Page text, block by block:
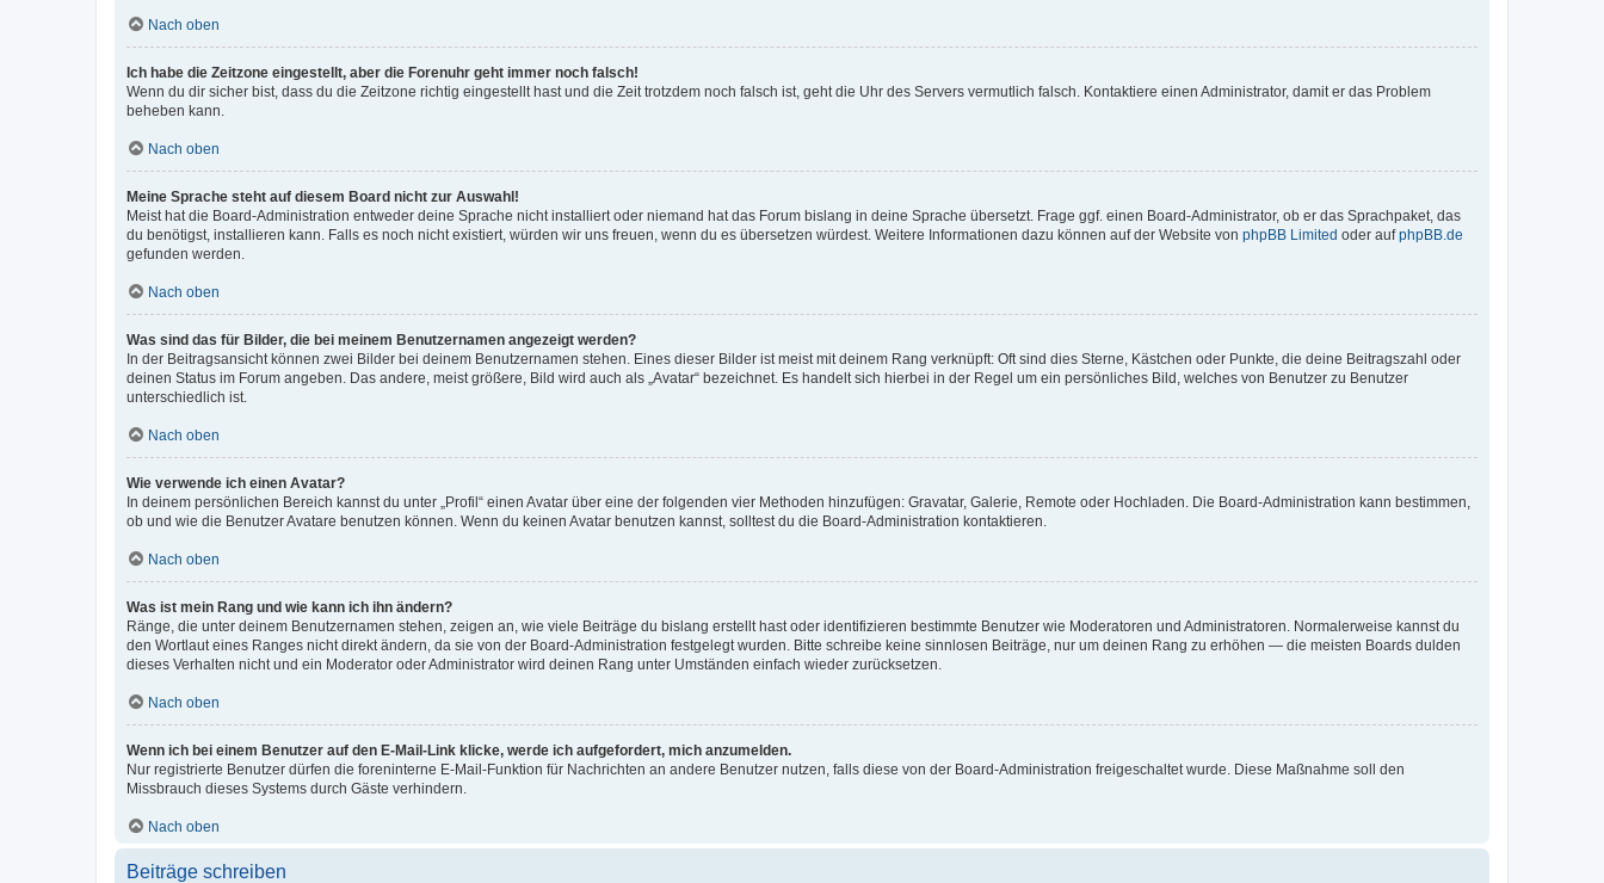
Nach oben
Ich habe die Zeitzone eingestellt, aber die Forenuhr geht immer noch falsch!
Wenn du dir sicher bist, dass du die Zeitzone richtig eingestellt hast und die Zeit trotzdem noch falsch ist, geht die Uhr des Servers vermutlich falsch. Kontaktiere einen Administrator, damit er das Problem
beheben kann.
Nach oben
Meine Sprache steht auf diesem Board nicht zur Auswahl!
Meist hat die Board-Administration entweder deine Sprache nicht installiert oder niemand hat das Forum bislang in deine Sprache übersetzt. Frage ggf. einen Board-Administrator, ob er das Sprachpaket, das
du benötigst, installieren kann. Falls es noch nicht existiert, würden wir uns freuen, wenn du es übersetzen würdest. Weitere Informationen dazu können auf der Website von phpBB Limited oder aufphpBB.de
gefunden werden.
Nach oben
Was sind das für Bilder, die bei meinem Benutzernamen angezeigt werden?
In der Beitragsansicht können zwei Bilder bei deinem Benutzernamen stehen. Eines dieser Bilder ist meist mit deinem Rang verknüpft: Oft sind dies Sterne, Kästchen oder Punkte, die deine Beitragszahl oder
deinen Status im Forum angeben. Das andere, meist größere, Bild wird auch als „Avatar“ bezeichnet. Es handelt sich hierbei in der Regel um ein persönliches Bild, welches von Benutzer zu Benutzer
unterschiedlich ist.
Nach oben
Wie verwende ich einen Avatar?
In deinem persönlichen Bereich kannst du unter „Profil“ einen Avatar über eine der folgenden vier Methoden hinzufügen: Gravatar, Galerie, Remote oder Hochladen. Die Board-Administration kann bestimmen,
ob und wie die Benutzer Avatare benutzen können. Wenn du keinen Avatar benutzen kannst, solltest du die Board-Administration kontaktieren.
Nach oben
Was ist mein Rang und wie kann ich ihn ändern?
Ränge, die unter deinem Benutzernamen stehen, zeigen an, wie viele Beiträge du bislang erstellt hast oder identifizieren bestimmte Benutzer wie Moderatoren und Administratoren. Normalerweise kannst du
den Wortlaut eines Ranges nicht direkt ändern, da sie von der Board-Administration festgelegt wurden. Bitte schreibe keine sinnlosen Beiträge, nur um deinen Rang zu erhöhen — die meisten Boards dulden
dieses Verhalten nicht und ein Moderator oder Administrator wird deinen Rang unter Umständen einfach wieder zurücksetzen.
Nach oben
Wenn ich bei einem Benutzer auf den E-Mail-Link klicke, werde ich aufgefordert, mich anzumelden.
Nur registrierte Benutzer dürfen die foreninterne E-Mail-Funktion für Nachrichten an andere Benutzer nutzen, falls diese von der Board-Administration freigeschaltet wurde. Diese Maßnahme soll den
Missbrauch dieses Systems durch Gäste verhindern.
Nach oben
Beiträge schreiben